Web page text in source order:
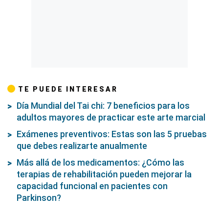
TE PUEDE INTERESAR
Día Mundial del Tai chi: 7 beneficios para los
adultos mayores de practicar este arte marcial
Exámenes preventivos: Estas son las 5 pruebas
que debes realizarte anualmente
Más allá de los medicamentos: ¿Cómo las
terapias de rehabilitación pueden mejorar la
capacidad funcional en pacientes con
Parkinson?